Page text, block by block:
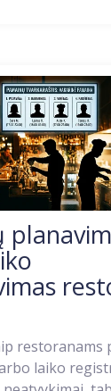
restoranams
laiko